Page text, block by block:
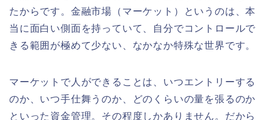
たからです。金融市場（マーケット）というのは、本
当に面白い側面を持っていて、自分でコントロールで
きる範囲が極めて少ない、なかなか特殊な世界です。
マーケットで人ができることは、いつエントリーする
のか、いつ手仕舞うのか、どのくらいの量を張るのか
といった資金管理。その程度しかありません。だから